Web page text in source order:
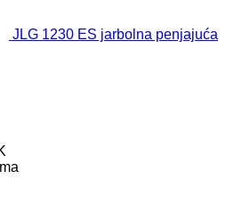
JLG 1230 ES jarbolna penjajuća